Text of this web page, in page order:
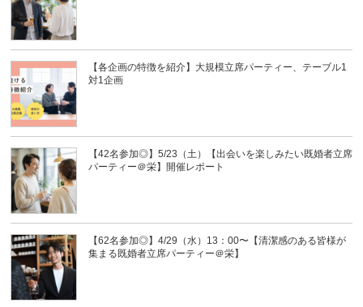
【各企画の特徴を紹介】大規模立席パーティー、テーブル1
対1企画
【42名参加◎】5/23（土）【出会いを楽しみたい既婚者立席
パーティー＠栄】開催レポート
【62名参加◎】4/29（水）13：00〜【清潔感のある皆様が
集まる既婚者立席パーティー＠栄】